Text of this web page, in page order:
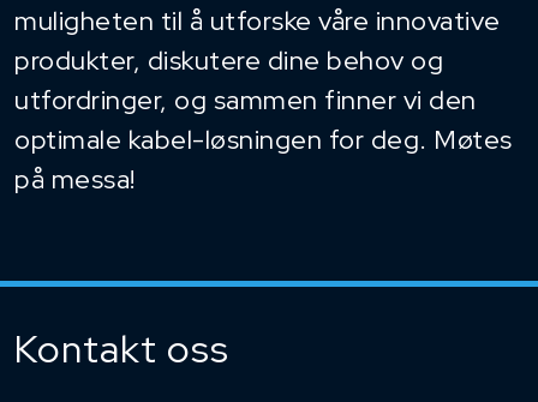
muligheten til å utforske våre innovative
produkter, diskutere dine behov og
utfordringer, og sammen finner vi den
optimale kabel-løsningen for deg. Møtes
på messa!
Kontakt oss